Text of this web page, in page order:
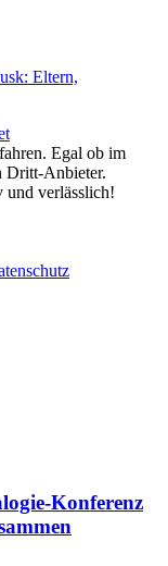
Eltern,
Egal ob im
Dritt-Anbieter.
und verlässlich!
Konferenz